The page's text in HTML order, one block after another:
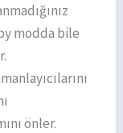
modda bile
önler.